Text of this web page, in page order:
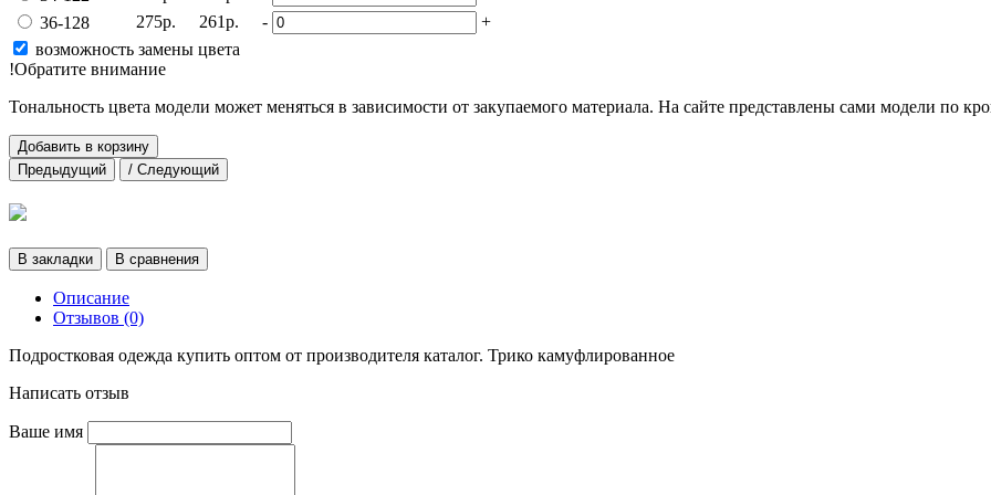
36-128
275р. 261р. -
+
возможность замены цвета
!Обратите внимание
Тональность цвета модели может меняться в зависимости от закупаемого материала. На сайте представлены сами модели по
Добавить в корзину
Предыдущий
/ Следующий
В закладки В сравнения
Описание
Отзывов (0)
Подростковая одежда купить оптом от производителя каталог. Трико камуфлированное
Написать отзыв
Ваше имя